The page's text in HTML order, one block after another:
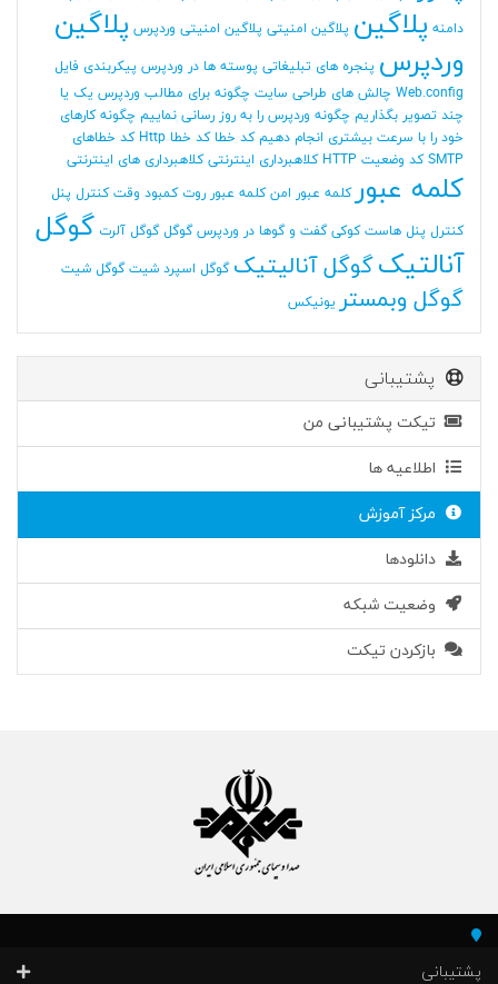
دامنه پلاگین پلاگین امنیتی پلاگین امنیتی وردپرس پلاگین
وردپرس پنجره های تبلیغاتی پوسته ها در وردپرس پیکربندی فایل
Web.config چالش های طراحی سایت چگونه برای مطالب وردپرس یک یا
چند تصویر بگذاریم چگونه وردپرس را به روز رسانی نماییم چگونه کارهای
خود را با سرعت بیشتری انجام دهیم کد خطا کد خطا Http
کد خطاهای
SMTP کد وضعیت HTTP کلاهبرداری اینترنتی کلاهبرداری های اینترنتی
کلمه عبور کلمه عبور امن کلمه عبور روت کمبود وقت کنترل پنل
کنترل پنل هاست کوکی گفت و گوها در وردپرس گوگل گوگل آلرت گوگل
آنالتیکگوگل آنالیتیک گوگل اسپرد شیت گوگل شیت
گوگل وبمستر یونیکس
پشتیبانی
تیکت پشتیبانی من
اطلاعیه ها
مرکز آموزش
دانلودها
وضعیت شبکه
بازکردن تیکت
پشتیبانی